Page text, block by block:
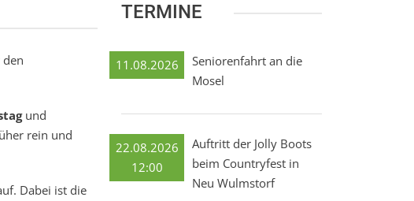
und
rein und
Dabei ist die
TERMINE
11.08.2026
Seniorenfahrt an die
Mosel
22.08.2026
12:00
Auftritt der Jolly Boots
beim Countryfest in
Neu Wulmstorf